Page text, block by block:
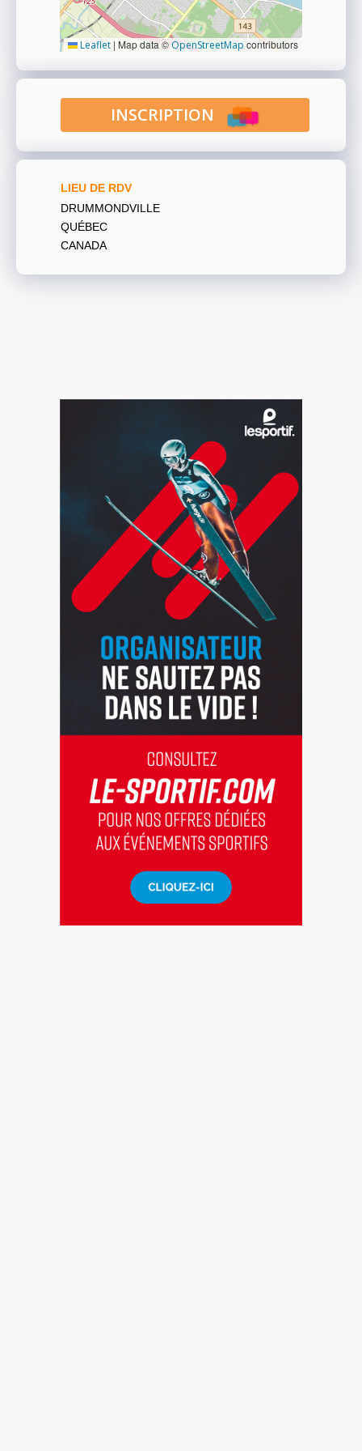
Leaflet | Map data ©OpenStreetMap contributors
INSCRIPTION
LIEU DE RDV
DRUMMONDVILLE
QUÉBEC
CANADA